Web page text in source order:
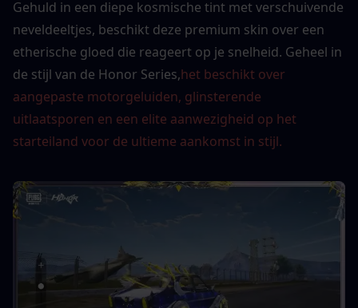
Gehuld in een diepe kosmische tint met verschuivende
neveldeeltjes, beschikt deze premium skin over een
etherische gloed die reageert op je snelheid. Geheel in
de stijl van de Honor Series,het beschikt over
aangepaste motorgeluiden, glinsterende
uitlaatsporen en een elite aanwezigheid op het
starteiland voor de ultieme aankomst in stijl.